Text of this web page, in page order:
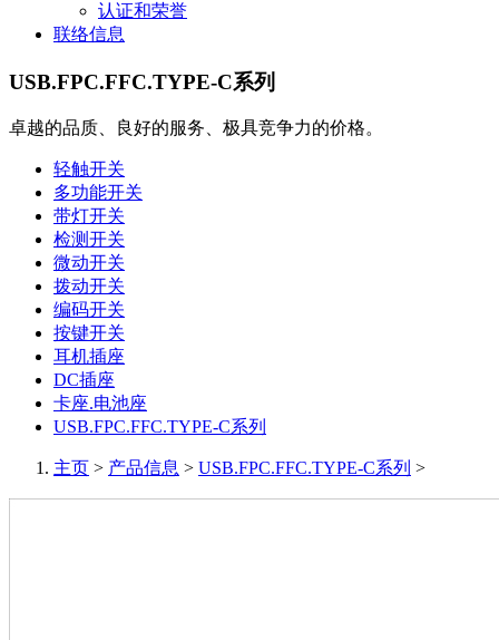
认证和荣誉
联络信息
USB.FPC.FFC.TYPE-C系列
卓越的品质、良好的服务、极具竞争力的价格。
轻触开关
多功能开关
带灯开关
检测开关
微动开关
拨动开关
编码开关
按键开关
耳机插座
DC插座
卡座.电池座
USB.FPC.FFC.TYPE-C系列
主页 > 产品信息 > USB.FPC.FFC.TYPE-C系列 >